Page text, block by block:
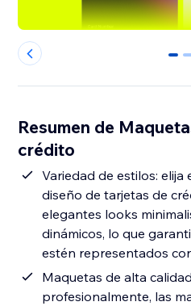
0 1
Resumen de
crédito
Variedad de estilos:
diseño de tarjetas de
elegantes looks
dinámicos, lo que
estén representados
Maquetas de alta
profesionalmente, las